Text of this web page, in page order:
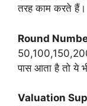
तरह काम करते हैं।
Round
पास आता है तो ये
Valuation